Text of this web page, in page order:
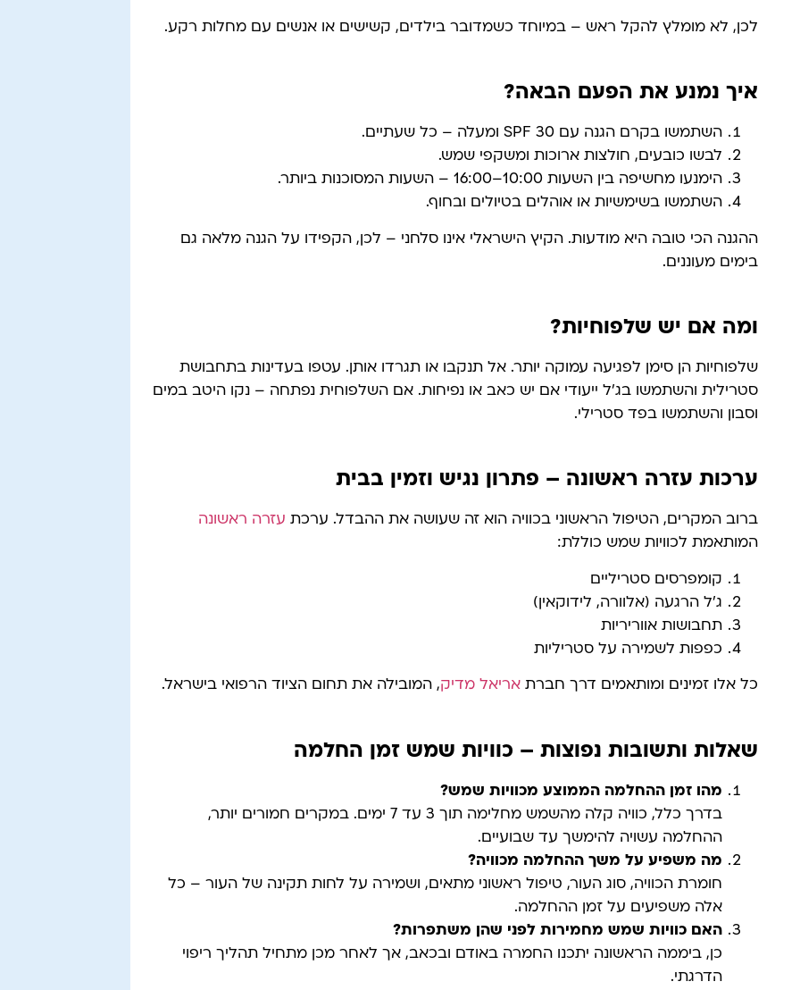
לכן, לא מומלץ להקל ראש – במיוחד כשמדובר בילדים, קשישים או אנשים עם מחלות רקע.
איך נמנע את הפעם הבאה?
השתמשו בקרם הגנה עם SPF 30 ומעלה – כל שעתיים.
לבשו כובעים, חולצות ארוכות ומשקפי שמש.
הימנעו מחשיפה בין השעות 10:00–16:00 – השעות המסוכנות ביותר.
השתמשו בשימשיות או אוהלים בטיולים ובחוף.
ההגנה הכי טובה היא מודעות. הקיץ הישראלי אינו סלחני – לכן, הקפידו על הגנה מלאה גם
בימים מעוננים.
ומה אם יש שלפוחיות?
שלפוחיות הן סימן לפגיעה עמוקה יותר. אל תנקבו או תגרדו אותן. עטפו בעדינות בתחבושת
סטרילית והשתמשו בג'ל ייעודי אם יש כאב או נפיחות. אם השלפוחית נפתחה – נקו היטב במים
וסבון והשתמשו בפד סטרילי.
ערכות עזרה ראשונה – פתרון נגיש וזמין בבית
ברוב המקרים, הטיפול הראשוני בכוויה הוא זה שעושה את ההבדל. ערכת עזרה ראשונה
המותאמת לכוויות שמש כוללת:
קומפרסים סטריליים
ג'ל הרגעה (אלוורה, לידוקאין)
תחבושות אווריריות
כפפות לשמירה על סטריליות
כל אלו זמינים ומותאמים דרך חברתאריאל מדיק, המובילה את תחום הציוד הרפואי בישראל.
שאלות ותשובות נפוצות – כוויות שמש זמן החלמה
מהו זמן ההחלמה הממוצע מכוויות שמש?
בדרך כלל, כוויה קלה מהשמש מחלימה תוך 3 עד 7 ימים. במקרים חמורים יותר,
ההחלמה עשויה להימשך עד שבועיים.
מה משפיע על משך ההחלמה מכוויה?
חומרת הכוויה, סוג העור, טיפול ראשוני מתאים, ושמירה על לחות תקינה של העור – כל
אלה משפיעים על זמן ההחלמה.
האם כוויות שמש מחמירות לפני שהן משתפרות?
כן, ביממה הראשונה יתכנו החמרה באודם ובכאב, אך לאחר מכן מתחיל תהליך ריפוי
הדרגתי.